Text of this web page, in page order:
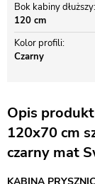
Bok kabiny dłuższy
120 cm
Kolor profili
Czarny
Opis
120x70 cm
czarny mat